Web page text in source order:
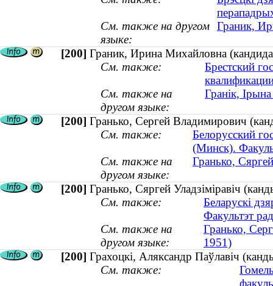
См. также на другом
языке:
Граник,
[200] Граник, Ирина Михайловна
См. также:
Брестский
См. также на
другом языке:
Гранік,
[200] Гранько, Сергей Владимирович
См. также:
Белорусский
(Минск).
См. также на
другом языке:
Гранько,
[200] Гранько, Сяргей Уладзіміравіч
См. также:
Беларускі
Факультэт
См. также на
другом языке:
Гранько,
1951)
[200] Грахоцкі, Аляксандр Паўлавіч
См. также: